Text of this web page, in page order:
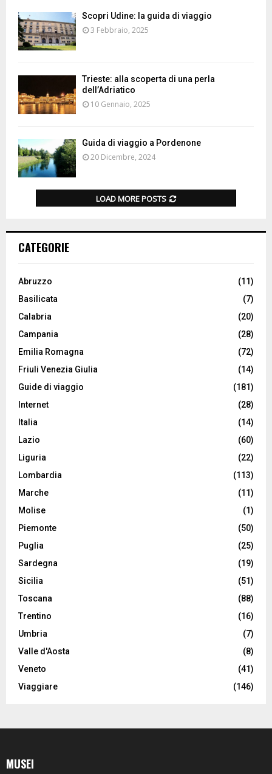
Scopri Udine: la guida di viaggio
3 Febbraio, 2025
Trieste: alla scoperta di una perla
dell’Adriatico
10 Gennaio, 2025
Guida di viaggio a Pordenone
20 Dicembre, 2024
LOAD MORE POSTS
CATEGORIE
Abruzzo
(11)
Basilicata
(7)
Calabria
(20)
Campania
(28)
Emilia Romagna
(72)
Friuli Venezia Giulia
(14)
Guide di viaggio
(181)
Internet
(28)
Italia
(14)
Lazio
(60)
Liguria
(22)
Lombardia
(113)
Marche
(11)
Molise
(1)
Piemonte
(50)
Puglia
(25)
Sardegna
(19)
Sicilia
(51)
Toscana
(88)
Trentino
(16)
Umbria
(7)
Valle d'Aosta
(8)
Veneto
(41)
Viaggiare
(146)
MUSEI